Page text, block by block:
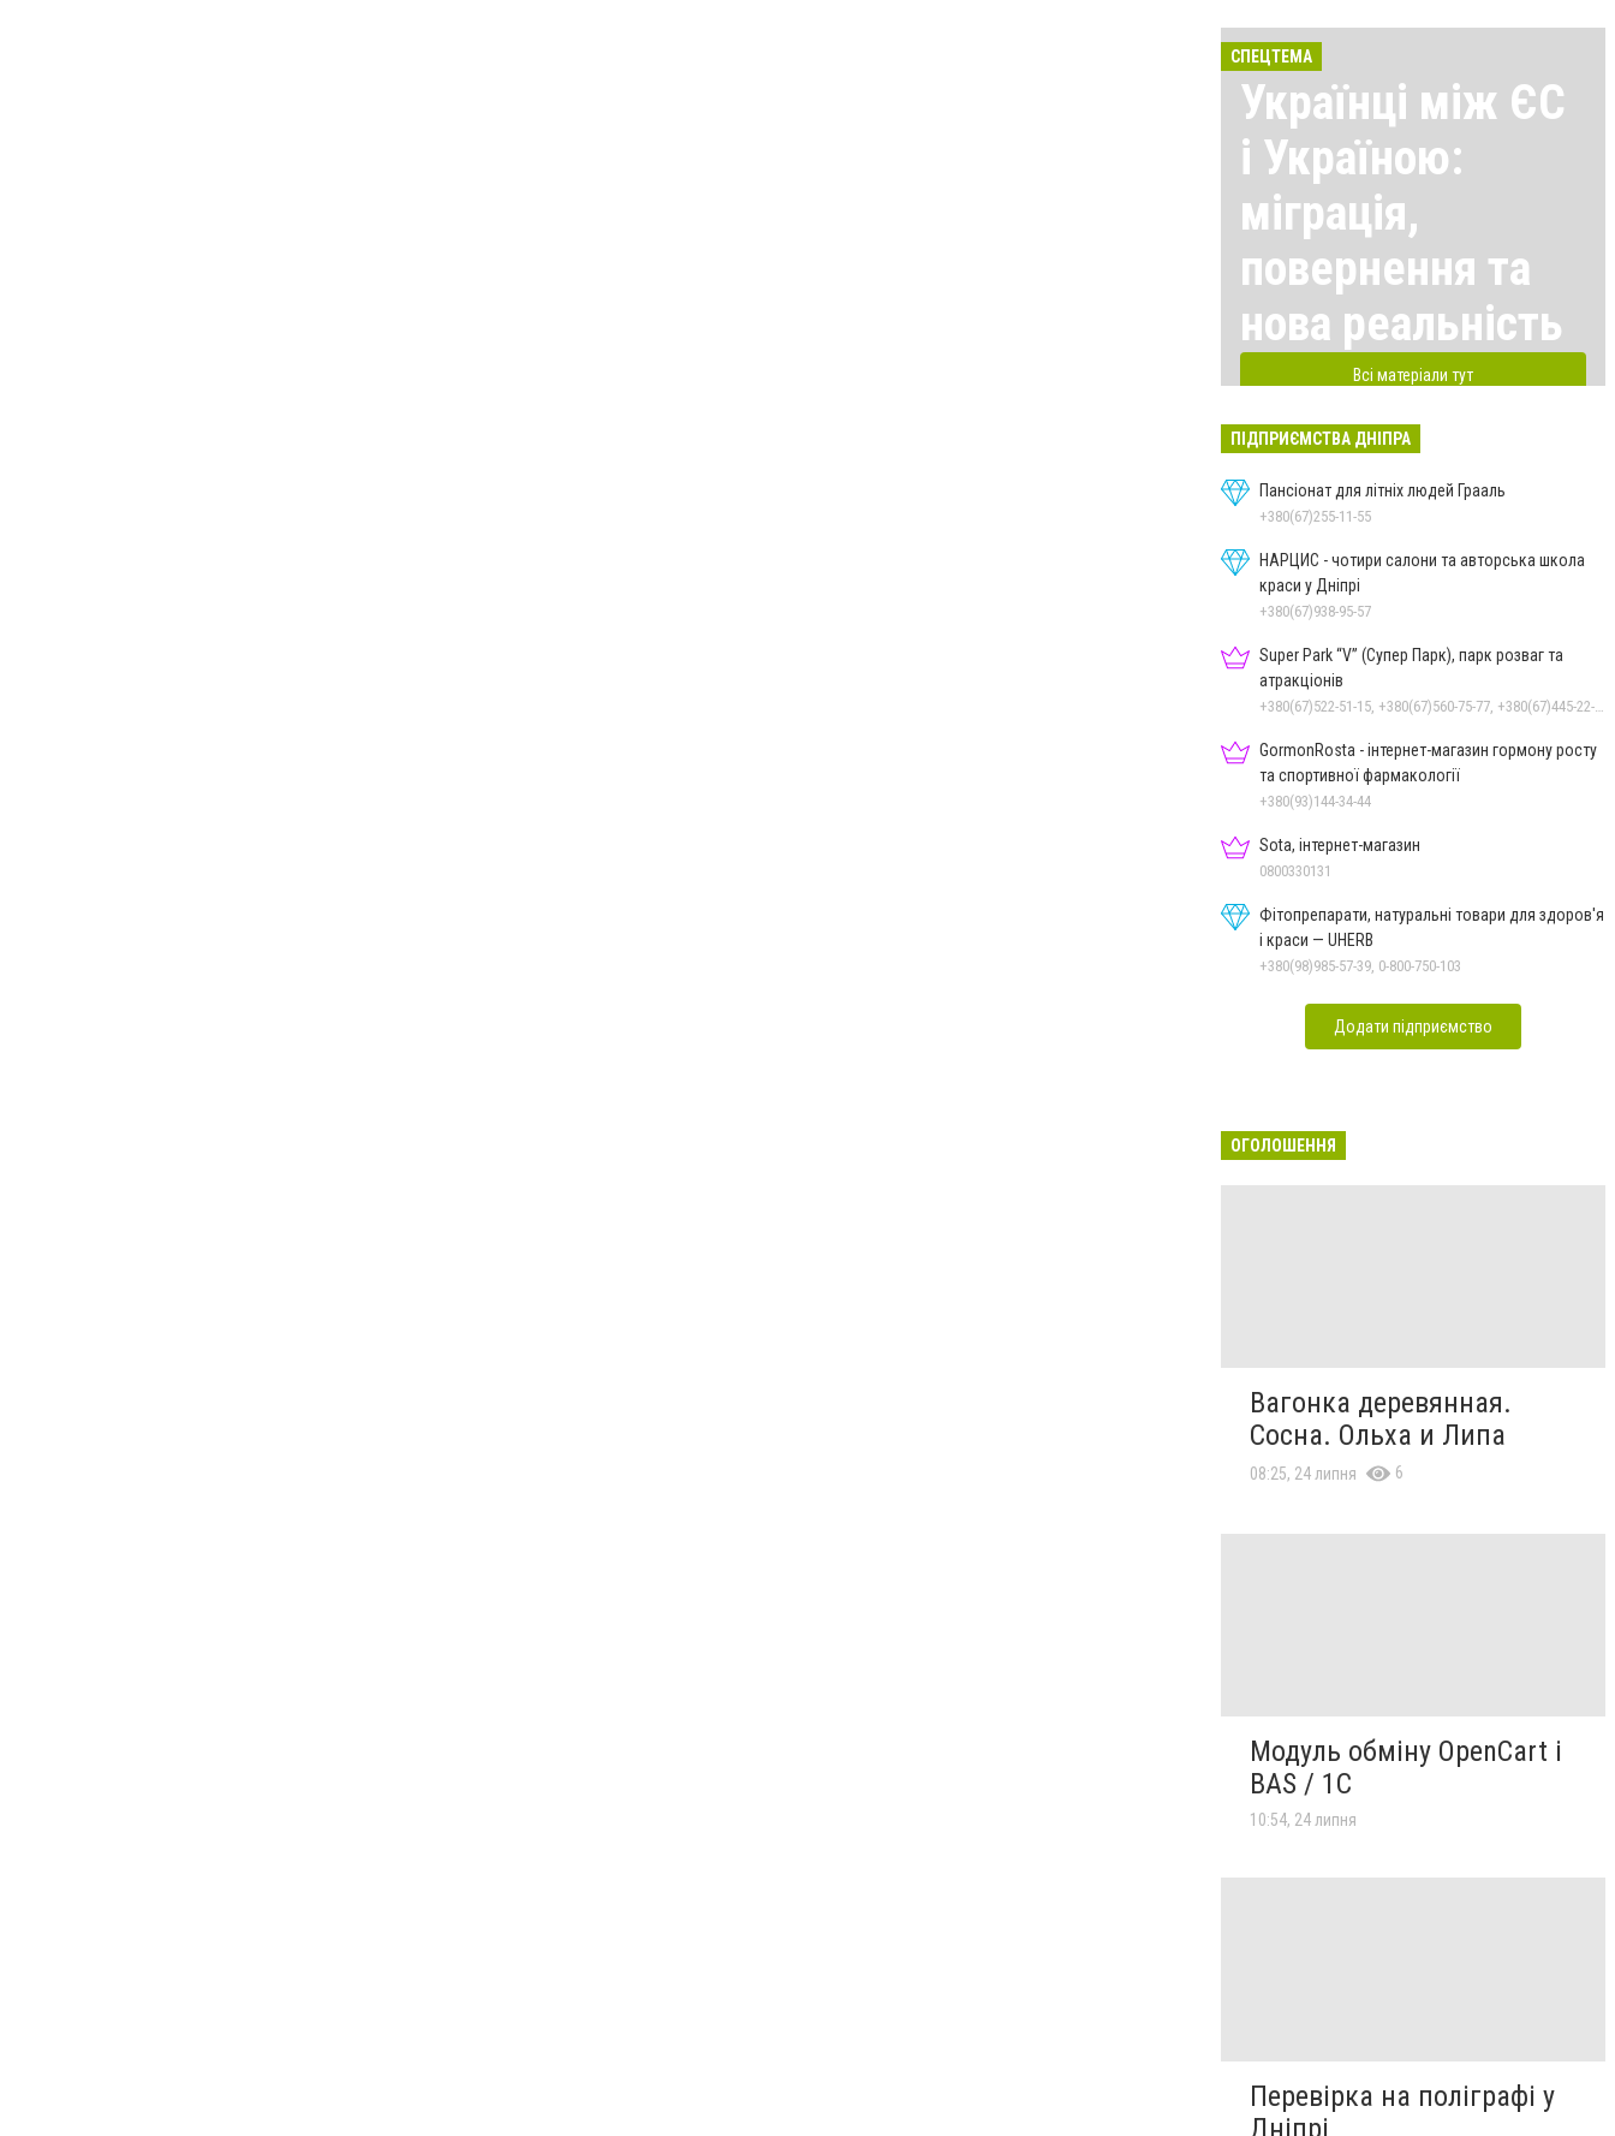
СПЕЦТЕМА
Українці між ЄС
і Україною:
міграція,
повернення та
нова реальність
Всі матеріали тут
ПІДПРИЄМСТВА ДНІПРА
Пансіонат для літніх людей Грааль
+380(67)255-11-55
НАРЦИС - чотири салони та авторська школа
краси у Дніпрі
+380(67)938-95-57
Super Park “V” (Супер Парк), парк розваг та
атракціонів
GormonRosta - інтернет-магазин гормону росту
та спортивної фармакології
+380(93)144-34-44
Sota, інтернет-магазин
0800330131
Фітопрепарати, натуральні товари для здоров'я
і краси — UHERB
+380(98)985-57-39, 0-800-750-103
Додати підприємство
ОГОЛОШЕННЯ
Вагонка деревянная.
Сосна. Ольха и Липа
08:25, 24 липня 6
Модуль обміну OpenCart і
BAS / 1С
10:54, 24 липня
Перевірка на поліграфі у
Дніпрі